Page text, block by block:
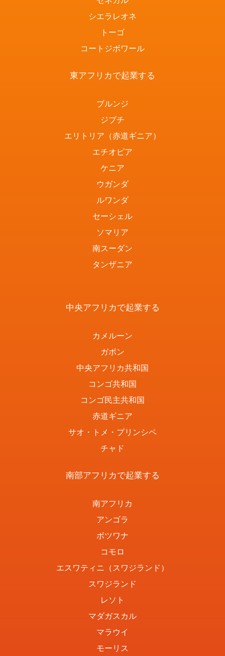
シエラレオネ
トーゴ
コートジボワール
東アフリカで起業する
ブルンジ
ジブチ
エリトリア（赤道ギニア）
エチオピア
ケニア
ウガンダ
ルワンダ
セーシェル
ソマリア
南スーダン
タンザニア
中央アフリカで起業する
カメルーン
ガボン
中央アフリカ共和国
コンゴ共和国
コンゴ民主共和国
赤道ギニア
サオ・トメ・プリンシペ
チャド
南部アフリカで起業する
南アフリカ
アンゴラ
ボツワナ
コモロ
エスワティニ（スワジランド）
スワジランド
レソト
マダガスカル
マラウイ
モーリス